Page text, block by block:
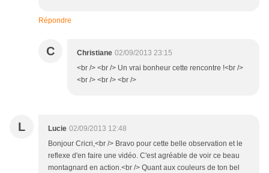
Répondre
C Christiane 02/09/2013 23:15
<br /> <br /> Un vrai bonheur cette rencontre !<br />
<br /> <br /> <br />
L Lucie 02/09/2013 12:48
Bonjour Cricri,<br /> Bravo pour cette belle observation et le
reflexe d'en faire une vidéo. C'est agréable de voir ce beau
montagnard en action.<br /> Quant aux couleurs de ton bel